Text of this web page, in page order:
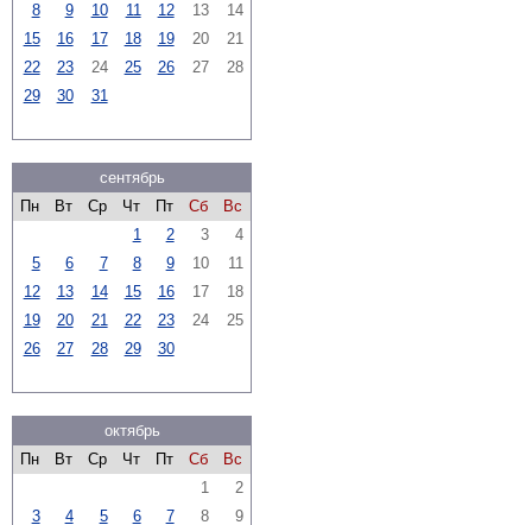
8
9 10 11 12 13
14
15
16 17 18 19 20
21
22
23 24 25 26 27
28
29
30 31
сентябрь
Пн
Вт Ср Чт Пт Сб
Вс
1
2 3
4
5
6 7 8 9 10
11
12
13 14 15 16 17
18
19
20 21 22 23 24
25
26
27 28 29 30
октябрь
Пн
Вт Ср Чт Пт Сб
Вс
1
2
3
4 5 6 7 8 9